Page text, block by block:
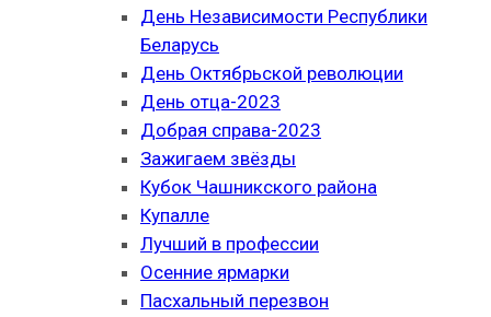
День Независимости Республики
Беларусь
День Октябрьской революции
День отца-2023
Добрая справа-2023
Зажигаем звёзды
Кубок Чашникского района
Купалле
Лучший в профессии
Осенние ярмарки
Пасхальный перезвон